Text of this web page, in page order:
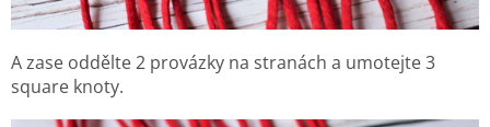
A zase oddělte 2 provázky na stranách a umotejte 3
square knoty.